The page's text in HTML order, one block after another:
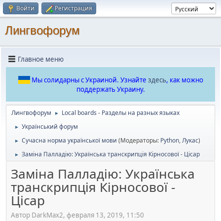
Войти Регистрация
Лингвофорум
Главное меню
Мы солидарны с Украиной. Узнайте здесь, как можно
поддержать Украину.
Лингвофорум ► Local boards - Разделы на разных языках
► Український форум
► Сучасна норма української мови (Модераторы: Python,Лукас)
► Заміна Палладію: Українська транскрипція Кірносової - Цісар
Заміна Палладію: Українська
транскрипція Кірносової -
Цісар
Автор DarkMax2, февраля 13, 2019, 11:50